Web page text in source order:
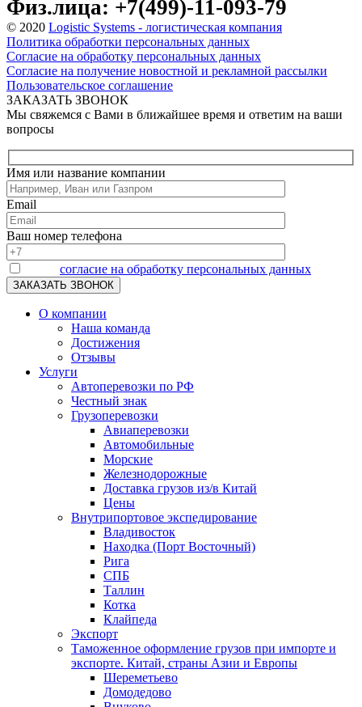
Физ.лица: +7(499)-11-093-79
© 2020 Logistic Systems - логистическая компания
Политика обработки персональных данных
Согласие на обработку персональных данных
Согласие на получение новостной и рекламной рассылки
Пользовательское соглашение
ЗАКАЗАТЬ ЗВОНОК
Мы свяжемся с Вами в ближайшее время и ответим на ваши
вопросы
Имя или название компании
Email
Ваш номер телефона
согласие на обработку персональных данных
О компании
Наша команда
Достижения
Отзывы
Услуги
Автоперевозки по РФ
Честный знак
Грузоперевозки
Авиаперевозки
Автомобильные
Морские
Железнодорожные
Доставка грузов из/в Китай
Цены
Внутрипортовое экспедирование
Владивосток
Находка (Порт Восточный)
Рига
СПБ
Таллин
Котка
Клайпеда
Экспорт
Таможенное оформление грузов при импорте и
экспорте. Китай, страны Азии и Европы
Шереметьево
Домодедово